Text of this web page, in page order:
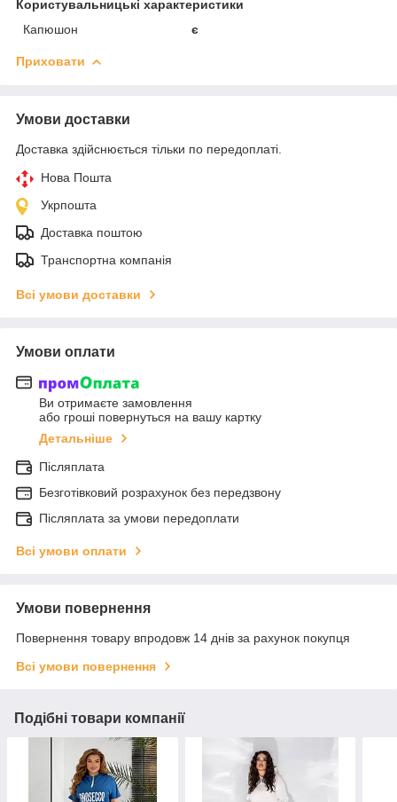
Користувальницькі характеристики
Капюшон
є
Приховати
Умови доставки
Доставка здійснюється тільки по передоплаті.
Нова Пошта
Укрпошта
Доставка поштою
Транспортна компанія
Всі умови доставки
Умови оплати
Ви отримаєте замовлення
або гроші повернуться на вашу картку
Детальніше
Післяплата
Безготівковий розрахунок без передзвону
Післяплата за умови передоплати
Всі умови оплати
Умови повернення
Повернення товару впродовж 14 днів за рахунок покупця
Всі умови повернення
Подібні товари компанії